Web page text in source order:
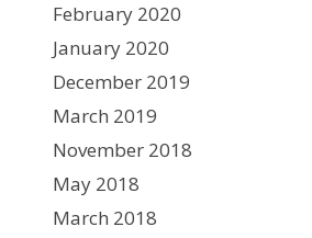
February 2020
January 2020
December 2019
March 2019
November 2018
May 2018
March 2018